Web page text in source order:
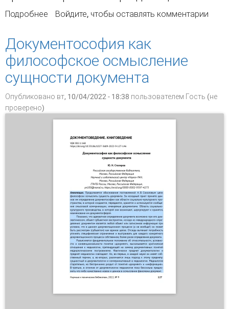
Подробнее о О разработке общей интертеории в
Войдите, чтобы оставлять комментарии
Документософия как
философское осмысление
сущности документа
Опубликовано вт, 10/04/2022 - 18:38 пользователем Гость (не
проверено)